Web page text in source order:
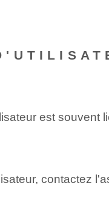
est souvent
contactez